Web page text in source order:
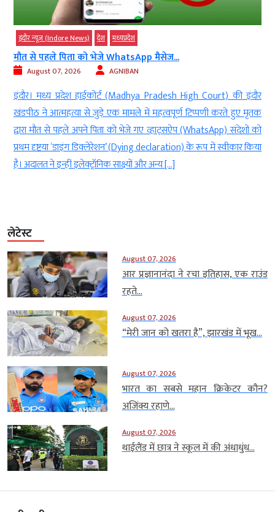
इंदौर न्यूज़ (Indore News) देश मध्‍यप्रदेश
मौत से पहले पिता को भेजे WhatsApp मैसेज...
August 07, 2026 AGNIBAN
इंदौर। मध्य प्रदेश हाईकोर्ट (Madhya Pradesh High Court) की इंदौर
खंडपीठ ने आत्महत्या से जुड़े एक मामले में महत्वपूर्ण टिप्पणी करते हुए मृतक
द्वारा मौत से पहले अपने पिता को भेजे गए व्हाट्सऐप (WhatsApp) संदेशों को
प्रथम दृष्टया ‘डाइंग डिक्लेरेशन’ (Dying declaration) के रूप में स्वीकार किया
है। अदालत ने इन्हीं इलेक्ट्रॉनिक साक्ष्यों और अन्य […]
लेटेस्ट
August 07, 2026
आर प्रज्ञानानंदा ने रचा इतिहास, एक राउंड
रहते...
August 07, 2026
“मेरी जान को खतरा है”, झारखंड में भूख...
August 07, 2026
भारत का सबसे महान क्रिकेटर कौन?
अजिंक्य रहाणे...
August 07, 2026
थाईलैंड में छात्र ने स्कूल में की अंधाधुंध...